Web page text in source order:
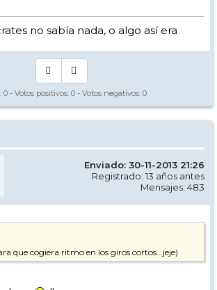
no sabía nada, o algo así era
0 - Votos positivos: 0 - Votos negativos: 0
Enviado: 30-11-2013 21:26
Registrado: 13 años antes
Mensajes: 483
que cogiera ritmo en los giros cortos...jeje)